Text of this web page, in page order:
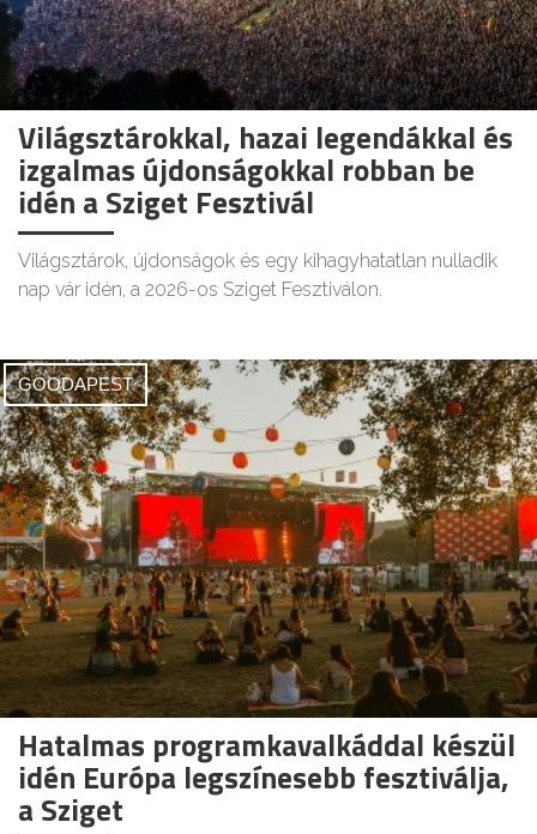
Világsztárokkal, hazai legendákkal és
izgalmas újdonságokkal robban be
idén a Sziget Fesztivál
Világsztárok, újdonságok és egy kihagyhatatlan nulladik
nap vár idén, a 2026-os Sziget Fesztiválon.
GOODAPEST
Hatalmas programkavalkáddal készül
idén Európa legszínesebb fesztiválja,
a Sziget